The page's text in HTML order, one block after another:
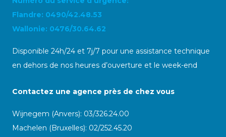
Flandre: 0490/42.48.53
Wallonie: 0476/30.64.62
Disponible 24h/24 et 7j/7 pour une assistance technique
en dehors de nos heures d’ouverture et le week-end
Contactez une agence près de chez vous
Wijnegem (Anvers): 03/326.24.00
Machelen (Bruxelles): 02/252.45.20